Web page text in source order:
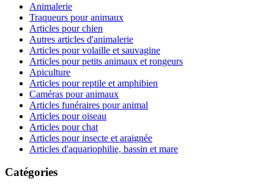
Animalerie
Traqueurs pour animaux
Articles pour chien
Autres articles d'animalerie
Articles pour volaille et sauvagine
Articles pour petits animaux et rongeurs
Apiculture
Articles pour reptile et amphibien
Caméras pour animaux
Articles funéraires pour animal
Articles pour oiseau
Articles pour chat
Articles pour insecte et araignée
Articles d'aquariophilie, bassin et mare
Catégories